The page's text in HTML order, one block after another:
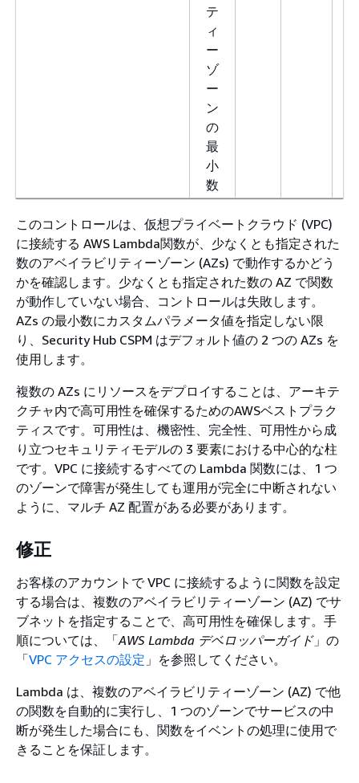
テ
ィ
ー
ゾ
ー
ン
の
最
小
数
このコントロールは、仮想プライベートクラウド (VPC)
に接続する AWS Lambda関数が、少なくとも指定された
数のアベイラビリティーゾーン (AZs) で動作するかどう
かを確認します。少なくとも指定された数の AZ で関数
が動作していない場合、コントロールは失敗します。
AZs の最小数にカスタムパラメータ値を指定しない限
り、Security Hub CSPM はデフォルト値の 2 つの AZs を
使用します。
複数の AZs にリソースをデプロイすることは、アーキテ
クチャ内で高可用性を確保するためのAWSベストプラク
ティスです。可用性は、機密性、完全性、可用性から成
り立つセキュリティモデルの 3 要素における中心的な柱
です。VPC に接続するすべての Lambda 関数には、1 つ
のゾーンで障害が発生しても運用が完全に中断されない
ように、マルチ AZ 配置がある必要があります。
修正
お客様のアカウントで VPC に接続するように関数を設定
する場合は、複数のアベイラビリティーゾーン (AZ) でサ
ブネットを指定することで、高可用性を確保します。手
順については、「AWS Lambda デベロッパーガイド」の
「VPC アクセスの設定 」を参照してください。
Lambda は、複数のアベイラビリティーゾーン (AZ) で他
の関数を自動的に実行し、1 つのゾーンでサービスの中
断が発生した場合にも、関数をイベントの処理に使用で
きることを保証します。